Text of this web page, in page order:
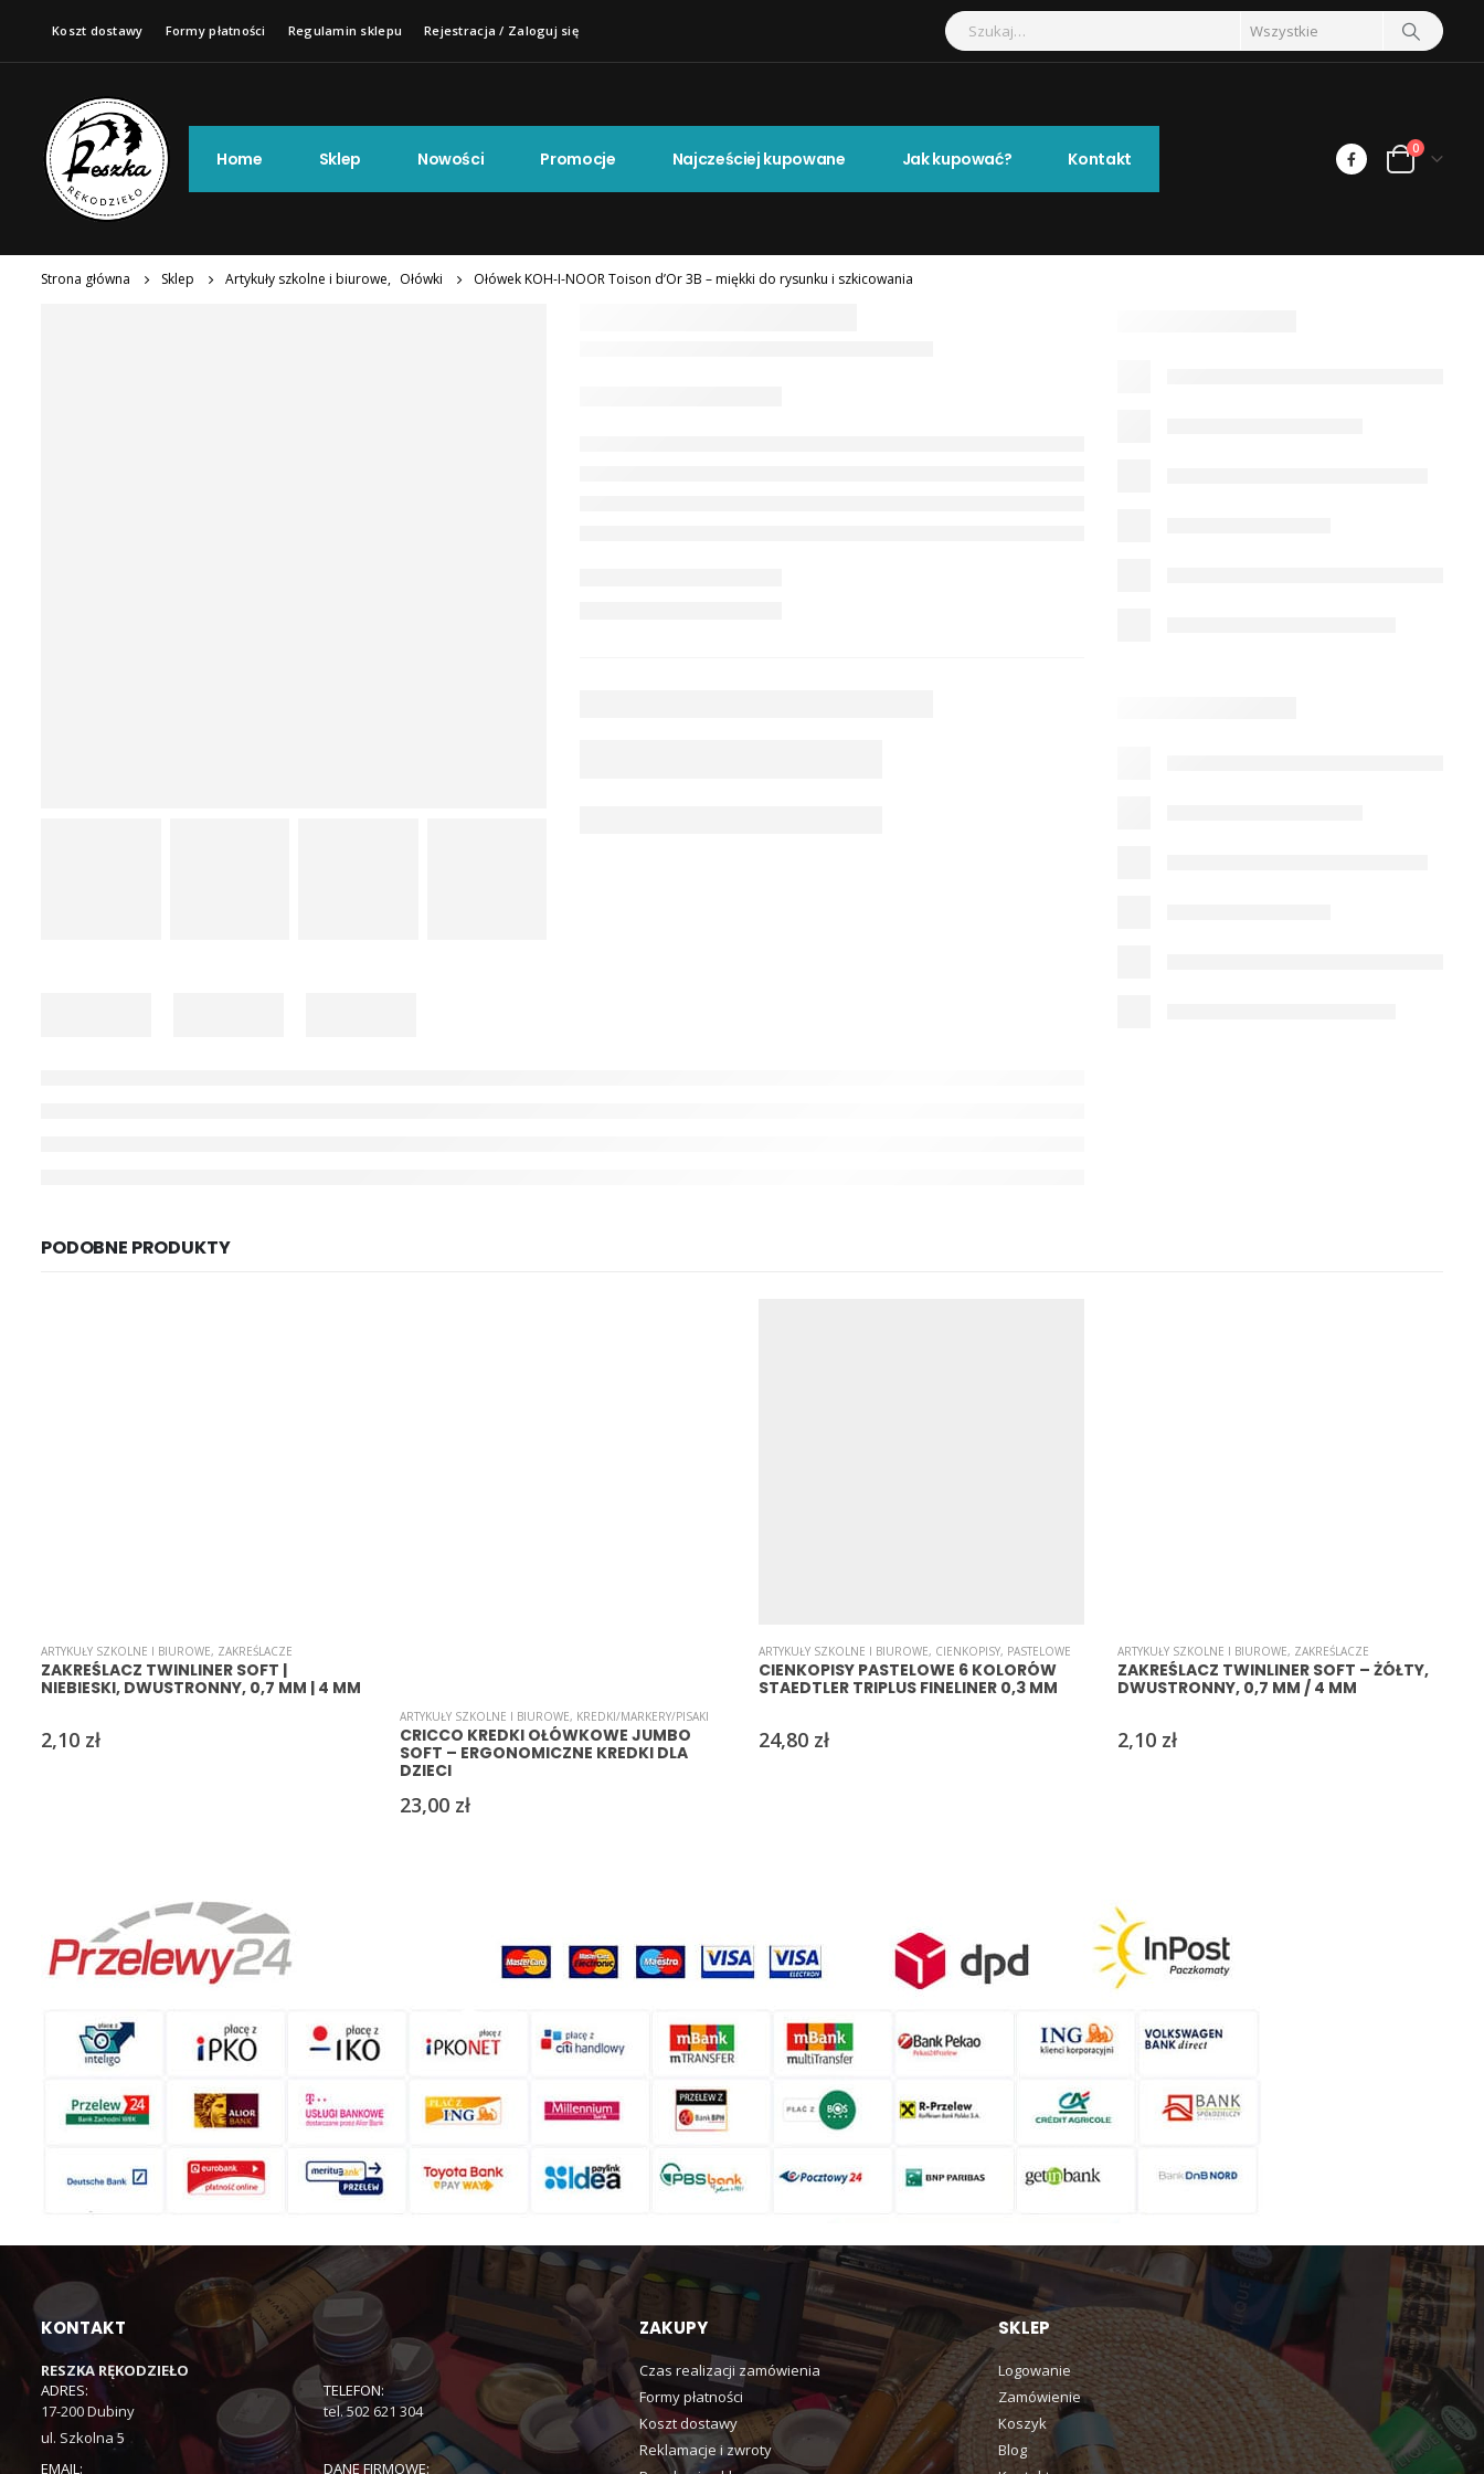
Koszt dostawy Formy płatności Regulamin sklepu Rejestracja / Zaloguj się
Home Sklep Nowości Promocje Najcześciej kupowane Jak kupować? Kontakt 0
Strona główna Sklep Artykuły szkolne i biurowe, Ołówki Ołówek KOH-I-NOOR Toison d’Or 3B – miękki do rysunku i szkicowania
PODOBNE PRODUKTY
ARTYKUŁY SZKOLNE I BIUROWE, ZAKREŚLACZE
ZAKREŚLACZ TWINLINER SOFT |
NIEBIESKI, DWUSTRONNY, 0,7 MM | 4 MM
2,10 zł
ARTYKUŁY SZKOLNE I BIUROWE, KREDKI/MARKERY/PISAKI
CRICCO KREDKI OŁÓWKOWE JUMBO
SOFT – ERGONOMICZNE KREDKI DLA
DZIECI
23,00 zł
ARTYKUŁY SZKOLNE I BIUROWE, CIENKOPISY, PASTELOWE
CIENKOPISY PASTELOWE 6 KOLORÓW
STAEDTLER TRIPLUS FINELINER 0,3 MM
24,80 zł
ARTYKUŁY SZKOLNE I BIUROWE, ZAKREŚLACZE
ZAKREŚLACZ TWINLINER SOFT – ŻÓŁTY,
DWUSTRONNY, 0,7 MM / 4 MM
2,10 zł
KONTAKT
RESZKA RĘKODZIEŁO
ADRES:
17-200 Dubiny
ul. Szkolna 5
TELEFON:
tel. 502 621 304
EMAIL: DANE FIRMOWE:
ZAKUPY
Czas realizacji zamówienia
Formy płatności
Koszt dostawy
Reklamacje i zwroty
SKLEP
Logowanie
Zamówienie
Koszyk
Blog